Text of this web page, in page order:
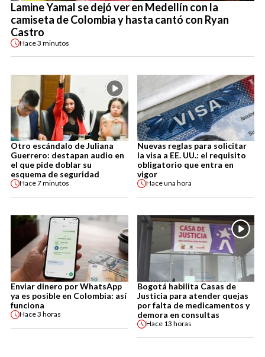
Lamine Yamal se dejó ver en Medellín con la
camiseta de Colombia y hasta cantó con Ryan
Castro
Hace3 minutos
Otro escándalo de Juliana
Guerrero: destapan audio en
el que pide doblar su
esquema de seguridad
Hace7 minutos
Nuevas reglas para solicitar
la visa a EE. UU.: el requisito
obligatorio que entra en
vigor
Haceuna hora
Enviar dinero por WhatsApp
ya es posible en Colombia: así
funciona
Hace3 horas
Bogotá habilita Casas de
Justicia para atender quejas
por falta de medicamentos y
demora en consultas
Hace 13 horas